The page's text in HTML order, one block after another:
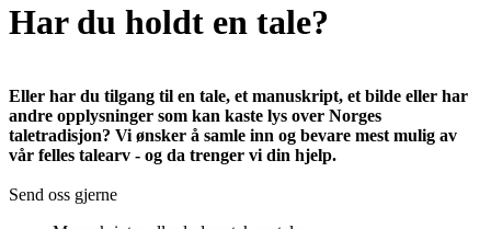
Har du holdt en tale?
Eller har du tilgang til en tale, et manuskript, et bilde eller har
andre opplysninger som kan kaste lys over Norges
taletradisjon? Vi ønsker å samle inn og bevare mest mulig av
vår felles talearv - og da trenger vi din hjelp.
Send oss gjerne